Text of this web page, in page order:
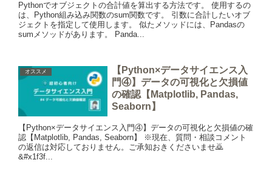
Pythonでオブジェクトの合計値を算出する方法です。 使用するの
は、Python組み込み関数のsum関数です。 引数に合計したいオブ
ジェクトを指定して使用します。 似たメソッドには、Pandasの
sumメソッドがあります。 Panda...
オススメ
【Python×データサイエンス入
門④】データの可視化と欠損値
の確認【Matplotlib, Pandas,
Seaborn】
【Python×データサイエンス入門④】データの可視化と欠損値の確
認【Matplotlib, Pandas, Seaborn】 ※現在、質問・相談コメント
の返信は対応しておりません。ご承知おきくださいませ🙇
&#x1f3f...